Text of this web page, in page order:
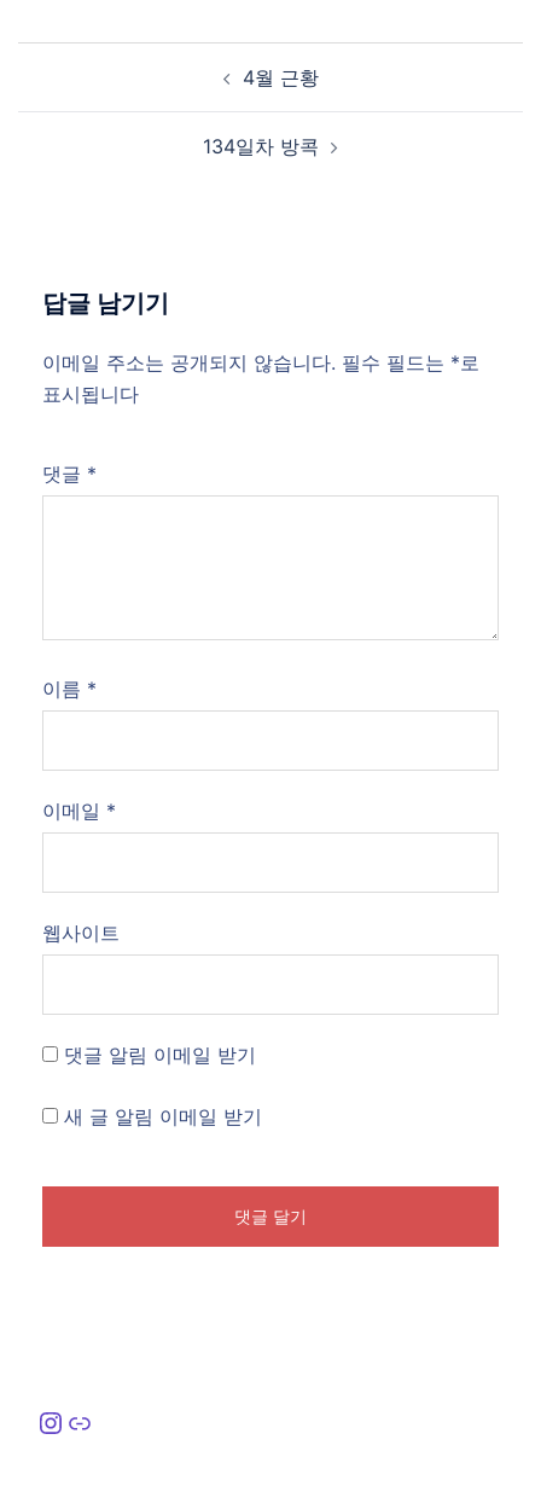
4월 근황
134일차 방콕
답글 남기기
이메일 주소는 공개되지 않습니다. 필수 필드는 * 로
표시됩니다
댓글 *
이름 *
이메일 *
웹사이트
댓글 알림 이메일 받기
새 글 알림 이메일 받기
Instagram
링크